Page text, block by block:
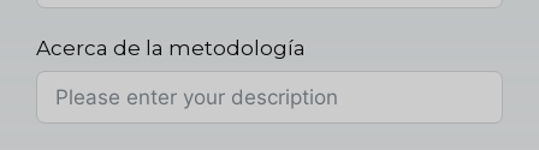
Acerca de la metodología